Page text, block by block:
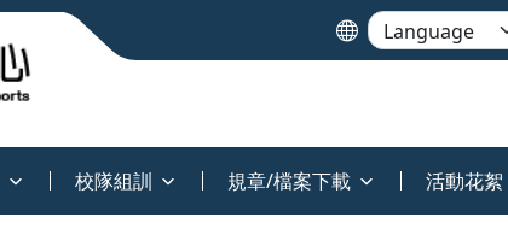
校隊組訓 規章/檔案下載 活動花絮